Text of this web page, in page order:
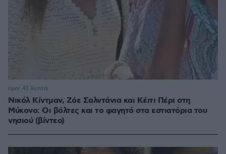
Νικόλ Κίντμαν, Ζόε Σαλντάνια και Κέιτι Πέρι στη
Μύκονο: Οι βόλτες και το φαγητό στα εστιατόρια του
νησιού (βίντεο)
πριν 41 λεπτά